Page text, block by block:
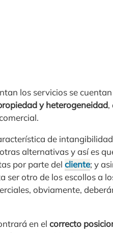
los servicios se
y heterogeneidad,
de
alternativas y así es
por parte del cliente; y
ser otro de los escollos a
obviamente,
en el correcto